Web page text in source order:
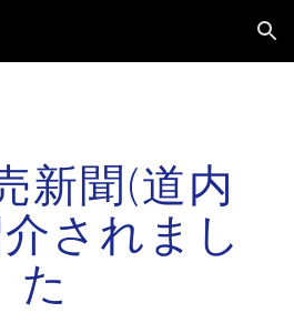
Skip to navigation
新聞(道内
されまし
た